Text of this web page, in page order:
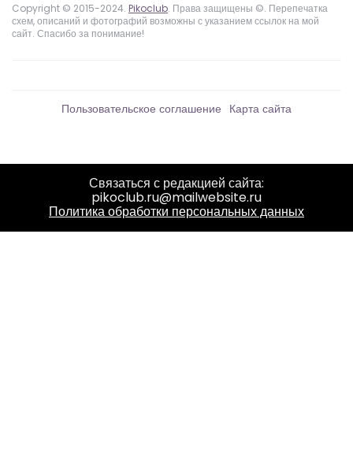
Copyright © 2015-2024. Pikoclub. Права защищены ©. Перепечатка
схем, описаний и фотографий возможны с указанием ссылок на мой
сайт. Спасибо за понимание!
Пользовательское соглашение Карта сайта
Связаться с редакцией сайта:
pikoclub.ru@mailwebsite.ru
Политика обработки персональных данных